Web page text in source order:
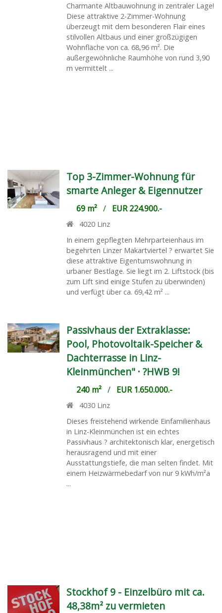
Charmante Altbauwohnung in zentraler Lage!
Diese attraktive 2-Zimmer-Wohnung
überzeugt mit dem besonderen Flair eines
stilvollen Altbaus und einer großzügigen
Wohnfläche von ca. 68,96 m². Die
außergewöhnliche Raumhöhe von rund 3,90
m vermittelt ...
Top 3-Zimmer-Wohnung für
smarte Anleger & Eigennutzer
69 m²/ EUR 224.900.-
4020 Linz
In einem gepflegten Mehrparteienhaus im
begehrten Linzer Makartviertel ? erwartet Sie
diese attraktive Eigentumswohnung in
urbaner Bestlage. Sie liegt im 2. Liftstock (bis
zum Lift sind einige Stufen zu überwinden)
und verfügt über ca. 69,42 m² ...
Passivhaus der Extraklasse:
Pool, Photovoltaik-Speicher &
Dachterrasse in Linz-
Kleinmünchen" · ?HWB 9!
240 m²/ EUR 1.650.000.-
4030 Linz
Dieses freistehend wirkende Einfamilienhaus
in Linz-Kleinmünchen ist ein echtes
Passivhaus ? architektonisch klar, energetisch
herausragend und mit einer
Ausstattungstiefe, die man selten findet. Mit
einem Heizwärmebedarf von nur 9 kWh/m²a
...
Stockhof 9 - Einzelbüro mit ca.
48,38m² zu vermieten